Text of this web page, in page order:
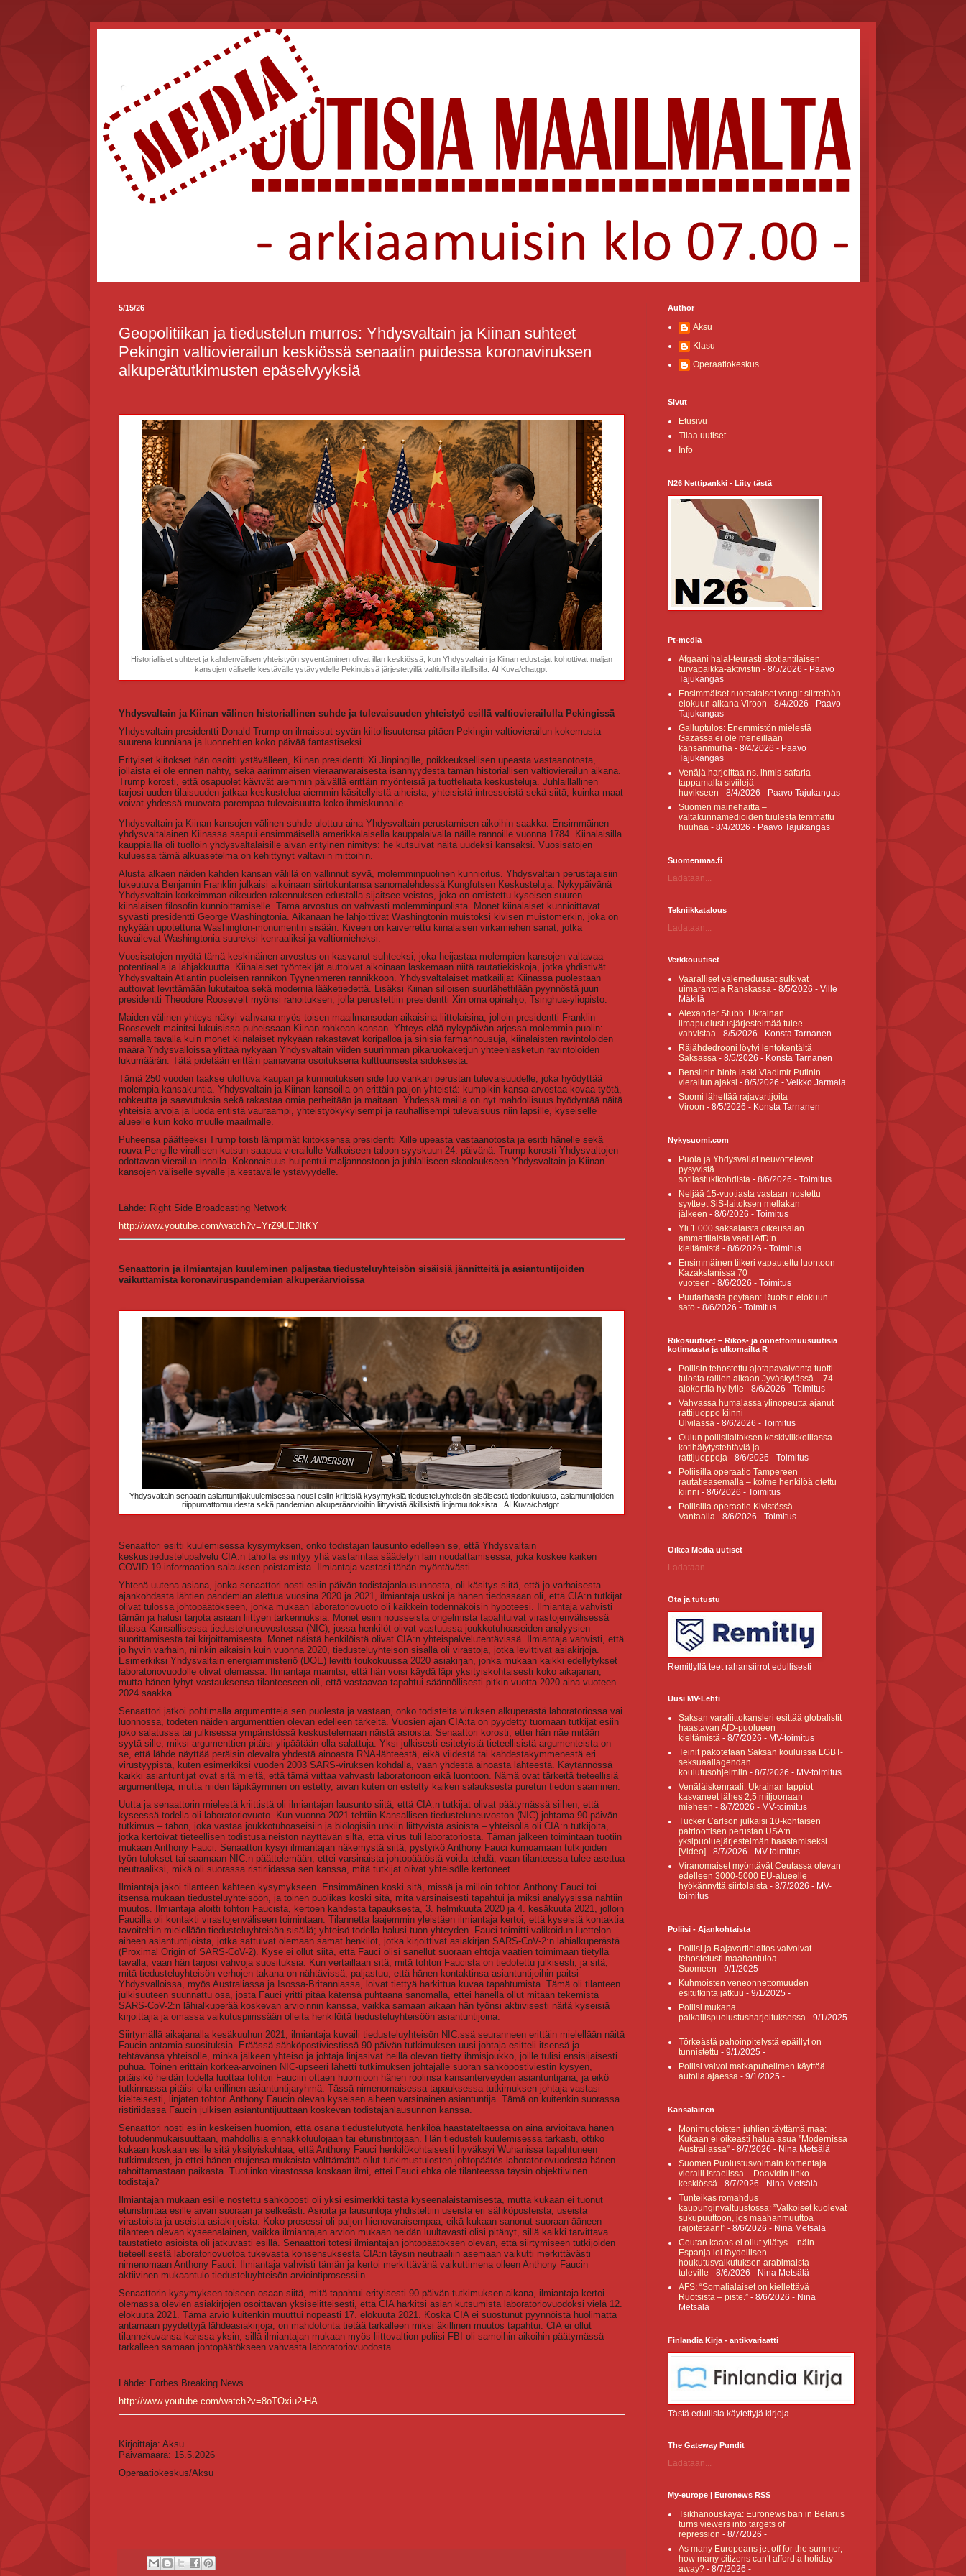
.
5/15/26
Geopolitiikan ja tiedustelun murros: Yhdysvaltain ja Kiinan suhteet
Pekingin valtiovierailun keskiössä senaatin puidessa koronaviruksen
alkuperätutkimusten epäselvyyksiä
Historialliset suhteet ja kahdenvälisen yhteistyön syventäminen olivat illan keskiössä, kun Yhdysvaltain ja Kiinan edustajat kohottivat maljan
kansojen väliselle kestävälle ystävyydelle Pekingissä järjestetyillä valtiollisilla illallisilla. AI Kuva/chatgpt
Yhdysvaltain ja Kiinan välinen historiallinen suhde ja tulevaisuuden yhteistyö esillä valtiovierailulla Pekingissä
Yhdysvaltain presidentti Donald Trump on ilmaissut syvän kiitollisuutensa pitäen Pekingin valtiovierailun kokemusta
suurena kunniana ja luonnehtien koko päivää fantastiseksi.
Erityiset kiitokset hän osoitti ystävälleen, Kiinan presidentti Xi Jinpingille, poikkeuksellisen upeasta vastaanotosta,
jollaista ei ole ennen nähty, sekä äärimmäisen vieraanvaraisesta isännyydestä tämän historiallisen valtiovierailun aikana.
Trump korosti, että osapuolet kävivät aiemmin päivällä erittäin myönteisiä ja tuotteliaita keskusteluja. Juhlaillallinen
tarjosi uuden tilaisuuden jatkaa keskustelua aiemmin käsitellyistä aiheista, yhteisistä intresseistä sekä siitä, kuinka maat
voivat yhdessä muovata parempaa tulevaisuutta koko ihmiskunnalle.
Yhdysvaltain ja Kiinan kansojen välinen suhde ulottuu aina Yhdysvaltain perustamisen aikoihin saakka. Ensimmäinen
yhdysvaltalainen Kiinassa saapui ensimmäisellä amerikkalaisella kauppalaivalla näille rannoille vuonna 1784. Kiinalaisilla
kauppiailla oli tuolloin yhdysvaltalaisille aivan erityinen nimitys: he kutsuivat näitä uudeksi kansaksi. Vuosisatojen
kuluessa tämä alkuasetelma on kehittynyt valtaviin mittoihin.
Alusta alkaen näiden kahden kansan välillä on vallinnut syvä, molemminpuolinen kunnioitus. Yhdysvaltain perustajaisiin
lukeutuva Benjamin Franklin julkaisi aikoinaan siirtokuntansa sanomalehdessä Kungfutsen Keskusteluja. Nykypäivänä
Yhdysvaltain korkeimman oikeuden rakennuksen edustalla sijaitsee veistos, joka on omistettu kyseisen suuren
kiinalaisen filosofin kunnioittamiselle. Tämä arvostus on vahvasti molemminpuolista. Monet kiinalaiset kunnioittavat
syvästi presidentti George Washingtonia. Aikanaan he lahjoittivat Washingtonin muistoksi kivisen muistomerkin, joka on
nykyään upotettuna Washington-monumentin sisään. Kiveen on kaiverrettu kiinalaisen virkamiehen sanat, jotka
kuvailevat Washingtonia suureksi kenraaliksi ja valtiomieheksi.
Vuosisatojen myötä tämä keskinäinen arvostus on kasvanut suhteeksi, joka heijastaa molempien kansojen valtavaa
potentiaalia ja lahjakkuutta. Kiinalaiset työntekijät auttoivat aikoinaan laskemaan niitä rautatiekiskoja, jotka yhdistivät
Yhdysvaltain Atlantin puoleisen rannikon Tyynenmeren rannikkoon. Yhdysvaltalaiset matkailijat Kiinassa puolestaan
auttoivat levittämään lukutaitoa sekä modernia lääketiedettä. Lisäksi Kiinan silloisen suurlähettilään pyynnöstä juuri
presidentti Theodore Roosevelt myönsi rahoituksen, jolla perustettiin presidentti Xin oma opinahjo, Tsinghua-yliopisto.
Maiden välinen yhteys näkyi vahvana myös toisen maailmansodan aikaisina liittolaisina, jolloin presidentti Franklin
Roosevelt mainitsi lukuisissa puheissaan Kiinan rohkean kansan. Yhteys elää nykypäivän arjessa molemmin puolin:
samalla tavalla kuin monet kiinalaiset nykyään rakastavat koripalloa ja sinisiä farmarihousuja, kiinalaisten ravintoloiden
määrä Yhdysvalloissa ylittää nykyään Yhdysvaltain viiden suurimman pikaruokaketjun yhteenlasketun ravintoloiden
lukumäärän. Tätä pidetään erittäin painavana osoituksena kulttuurisesta sidoksesta.
Tämä 250 vuoden taakse ulottuva kaupan ja kunnioituksen side luo vankan perustan tulevaisuudelle, joka hyödyttää
molempia kansakuntia. Yhdysvaltain ja Kiinan kansoilla on erittäin paljon yhteistä: kumpikin kansa arvostaa kovaa työtä,
rohkeutta ja saavutuksia sekä rakastaa omia perheitään ja maitaan. Yhdessä mailla on nyt mahdollisuus hyödyntää näitä
yhteisiä arvoja ja luoda entistä vauraampi, yhteistyökykyisempi ja rauhallisempi tulevaisuus niin lapsille, kyseiselle
alueelle kuin koko muulle maailmalle.
Puheensa päätteeksi Trump toisti lämpimät kiitoksensa presidentti Xille upeasta vastaanotosta ja esitti hänelle sekä
rouva Pengille virallisen kutsun saapua vierailulle Valkoiseen taloon syyskuun 24. päivänä. Trump korosti Yhdysvaltojen
odottavan vierailua innolla. Kokonaisuus huipentui maljannostoon ja juhlalliseen skoolaukseen Yhdysvaltain ja Kiinan
kansojen väliselle syvälle ja kestävälle ystävyydelle.
Lähde: Right Side Broadcasting Network
http://www.youtube.com/watch?v=YrZ9UEJItKY
Senaattorin ja ilmiantajan kuuleminen paljastaa tiedusteluyhteisön sisäisiä jännitteitä ja asiantuntijoiden
vaikuttamista koronaviruspandemian alkuperäarvioissa
Yhdysvaltain senaatin asiantuntijakuulemisessa nousi esiin kriittisiä kysymyksiä tiedusteluyhteisön sisäisestä tiedonkulusta, asiantuntijoiden
riippumattomuudesta sekä pandemian alkuperäarvioihin liittyvistä äkillisistä linjamuutoksista. AI Kuva/chatgpt
Senaattori esitti kuulemisessa kysymyksen, onko todistajan lausunto edelleen se, että Yhdysvaltain
keskustiedustelupalvelu CIA:n taholta esiintyy yhä vastarintaa säädetyn lain noudattamisessa, joka koskee kaiken
COVID-19-informaation salauksen poistamista. Ilmiantaja vastasi tähän myöntävästi.
Yhtenä uutena asiana, jonka senaattori nosti esiin päivän todistajanlausunnosta, oli käsitys siitä, että jo varhaisesta
ajankohdasta lähtien pandemian alettua vuosina 2020 ja 2021, ilmiantaja uskoi ja hänen tiedossaan oli, että CIA:n tutkijat
olivat tulossa johtopäätökseen, jonka mukaan laboratoriovuoto oli kaikkein todennäköisin hypoteesi. Ilmiantaja vahvisti
tämän ja halusi tarjota asiaan liittyen tarkennuksia. Monet esiin nousseista ongelmista tapahtuivat virastojenvälisessä
tilassa Kansallisessa tiedusteluneuvostossa (NIC), jossa henkilöt olivat vastuussa joukkotuhoaseiden analyysien
suorittamisesta tai kirjoittamisesta. Monet näistä henkilöistä olivat CIA:n yhteispalvelutehtävissä. Ilmiantaja vahvisti, että
jo hyvin varhain, niinkin aikaisin kuin vuonna 2020, tiedusteluyhteisön sisällä oli virastoja, jotka levittivät asiakirjoja.
Esimerkiksi Yhdysvaltain energiaministeriö (DOE) levitti toukokuussa 2020 asiakirjan, jonka mukaan kaikki edellytykset
laboratoriovuodolle olivat olemassa. Ilmiantaja mainitsi, että hän voisi käydä läpi yksityiskohtaisesti koko aikajanan,
mutta hänen lyhyt vastauksensa tilanteeseen oli, että vastaavaa tapahtui säännöllisesti pitkin vuotta 2020 aina vuoteen
2024 saakka.
Senaattori jatkoi pohtimalla argumentteja sen puolesta ja vastaan, onko todisteita viruksen alkuperästä laboratoriossa vai
luonnossa, todeten näiden argumenttien olevan edelleen tärkeitä. Vuosien ajan CIA:ta on pyydetty tuomaan tutkijat esiin
joko salatussa tai julkisessa ympäristössä keskustelemaan näistä asioista. Senaattori korosti, ettei hän näe mitään
syytä sille, miksi argumenttien pitäisi ylipäätään olla salattuja. Yksi julkisesti esitetyistä tieteellisistä argumenteista on
se, että lähde näyttää peräisin olevalta yhdestä ainoasta RNA-lähteestä, eikä viidestä tai kahdestakymmenestä eri
virustyypistä, kuten esimerkiksi vuoden 2003 SARS-viruksen kohdalla, vaan yhdestä ainoasta lähteestä. Käytännössä
kaikki asiantuntijat ovat sitä mieltä, että tämä viittaa vahvasti laboratorioon eikä luontoon. Nämä ovat tärkeitä tieteellisiä
argumentteja, mutta niiden läpikäyminen on estetty, aivan kuten on estetty kaiken salauksesta puretun tiedon saaminen.
Uutta ja senaattorin mielestä kriittistä oli ilmiantajan lausunto siitä, että CIA:n tutkijat olivat päätymässä siihen, että
kyseessä todella oli laboratoriovuoto. Kun vuonna 2021 tehtiin Kansallisen tiedusteluneuvoston (NIC) johtama 90 päivän
tutkimus – tahon, joka vastaa joukkotuhoaseisiin ja biologisiin uhkiin liittyvistä asioista – yhteisöllä oli CIA:n tutkijoita,
jotka kertoivat tieteellisen todistusaineiston näyttävän siltä, että virus tuli laboratoriosta. Tämän jälkeen toimintaan tuotiin
mukaan Anthony Fauci. Senaattori kysyi ilmiantajan näkemystä siitä, pystyikö Anthony Fauci kumoamaan tutkijoiden
työn tulokset tai saamaan NIC:n päättelemään, ettei varsinaista johtopäätöstä voida tehdä, vaan tilanteessa tulee asettua
neutraaliksi, mikä oli suorassa ristiriidassa sen kanssa, mitä tutkijat olivat yhteisölle kertoneet.
Ilmiantaja jakoi tilanteen kahteen kysymykseen. Ensimmäinen koski sitä, missä ja milloin tohtori Anthony Fauci toi
itsensä mukaan tiedusteluyhteisöön, ja toinen puolikas koski sitä, mitä varsinaisesti tapahtui ja miksi analyysissä nähtiin
muutos. Ilmiantaja aloitti tohtori Faucista, kertoen kahdesta tapauksesta, 3. helmikuuta 2020 ja 4. kesäkuuta 2021, jolloin
Faucilla oli kontakti virastojenväliseen toimintaan. Tilannetta laajemmin yleistäen ilmiantaja kertoi, että kyseistä kontaktia
tavoiteltiin mielellään tiedusteluyhteisön sisällä; yhteisö todella halusi tuon yhteyden. Fauci toimitti valikoidun luettelon
aiheen asiantuntijoista, jotka sattuivat olemaan samat henkilöt, jotka kirjoittivat asiakirjan SARS-CoV-2:n lähialkuperästä
(Proximal Origin of SARS-CoV-2). Kyse ei ollut siitä, että Fauci olisi sanellut suoraan ehtoja vaatien toimimaan tietyllä
tavalla, vaan hän tarjosi vahvoja suosituksia. Kun vertaillaan sitä, mitä tohtori Faucista on tiedotettu julkisesti, ja sitä,
mitä tiedusteluyhteisön verhojen takana on nähtävissä, paljastuu, että hänen kontaktinsa asiantuntijoihin paitsi
Yhdysvalloissa, myös Australiassa ja Isossa-Britanniassa, loivat tiettyä harkittua kuvaa tapahtumista. Tämä oli tilanteen
julkisuuteen suunnattu osa, josta Fauci yritti pitää kätensä puhtaana sanomalla, ettei hänellä ollut mitään tekemistä
SARS-CoV-2:n lähialkuperää koskevan arvioinnin kanssa, vaikka samaan aikaan hän työnsi aktiivisesti näitä kyseisiä
kirjoittajia ja omassa vaikutuspiirissään olleita henkilöitä tiedusteluyhteisöön asiantuntijoina.
Siirtymällä aikajanalla kesäkuuhun 2021, ilmiantaja kuvaili tiedusteluyhteisön NIC:ssä seuranneen erittäin mielellään näitä
Faucin antamia suosituksia. Eräässä sähköpostiviestissä 90 päivän tutkimuksen uusi johtaja esitteli itsensä ja
tehtävänsä yhteisölle, minkä jälkeen yhteisö ja johtaja linjasivat heillä olevan tietty ihmisjoukko, joille tulisi ensisijaisesti
puhua. Toinen erittäin korkea-arvoinen NIC-upseeri lähetti tutkimuksen johtajalle suoran sähköpostiviestin kysyen,
pitäisikö heidän todella luottaa tohtori Fauciin ottaen huomioon hänen roolinsa kansanterveyden asiantuntijana, ja eikö
tutkinnassa pitäisi olla erillinen asiantuntijaryhmä. Tässä nimenomaisessa tapauksessa tutkimuksen johtaja vastasi
kielteisesti, linjaten tohtori Anthony Faucin olevan kyseisen aiheen varsinainen asiantuntija. Tämä on kuitenkin suorassa
ristiriidassa Faucin julkisen asiantuntijuuttaan koskevan todistajanlausunnon kanssa.
Senaattori nosti esiin keskeisen huomion, että osana tiedustelutyötä henkilöä haastateltaessa on aina arvioitava hänen
totuudenmukaisuuttaan, mahdollisia ennakkoluulojaan tai eturistiriitojaan. Hän tiedusteli kuulemisessa tarkasti, ottiko
kukaan koskaan esille sitä yksityiskohtaa, että Anthony Fauci henkilökohtaisesti hyväksyi Wuhanissa tapahtuneen
tutkimuksen, ja ettei hänen etujensa mukaista välttämättä ollut tutkimustulosten johtopäätös laboratoriovuodosta hänen
rahoittamastaan paikasta. Tuotiinko virastossa koskaan ilmi, ettei Fauci ehkä ole tilanteessa täysin objektiivinen
todistaja?
Ilmiantajan mukaan esille nostettu sähköposti oli yksi esimerkki tästä kyseenalaistamisesta, mutta kukaan ei tuonut
eturistiriitaa esille aivan suoraan ja selkeästi. Asioita ja lausuntoja yhdisteltiin useista eri sähköposteista, useista
virastoista ja useista asiakirjoista. Koko prosessi oli paljon hienovaraisempaa, eikä kukaan sanonut suoraan ääneen
tilanteen olevan kyseenalainen, vaikka ilmiantajan arvion mukaan heidän luultavasti olisi pitänyt, sillä kaikki tarvittava
taustatieto asioista oli jatkuvasti esillä. Senaattori totesi ilmiantajan johtopäätöksen olevan, että siirtymiseen tutkijoiden
tieteellisestä laboratoriovuotoa tukevasta konsensuksesta CIA:n täysin neutraaliin asemaan vaikutti merkittävästi
nimenomaan Anthony Fauci. Ilmiantaja vahvisti tämän ja kertoi merkittävänä vaikuttimena olleen Anthony Faucin
aktiivinen mukaantulo tiedusteluyhteisön arviointiprosessiin.
Senaattorin kysymyksen toiseen osaan siitä, mitä tapahtui erityisesti 90 päivän tutkimuksen aikana, ilmiantaja kertoi
olemassa olevien asiakirjojen osoittavan yksiselitteisesti, että CIA harkitsi asian kutsumista laboratoriovuodoksi vielä 12.
elokuuta 2021. Tämä arvio kuitenkin muuttui nopeasti 17. elokuuta 2021. Koska CIA ei suostunut pyynnöistä huolimatta
antamaan pyydettyjä lähdeasiakirjoja, on mahdotonta tietää tarkalleen miksi äkillinen muutos tapahtui. CIA ei ollut
tilannekuvansa kanssa yksin, sillä ilmiantajan mukaan myös liittovaltion poliisi FBI oli samoihin aikoihin päätymässä
tarkalleen samaan johtopäätökseen vahvasta laboratoriovuodosta.
Lähde: Forbes Breaking News
http://www.youtube.com/watch?v=8oTOxiu2-HA
Kirjoittaja: Aksu
Päivämäärä: 15.5.2026
Operaatiokeskus/Aksu
Author
Aksu
Klasu
Operaatiokeskus
Sivut
Etusivu
Tilaa uutiset
Info
N26 Nettipankki - Liity tästä
Pt-media
Afgaani halal-teurasti skotlantilaisen
turvapaikka-aktivistin - 8/5/2026 - Paavo
Tajukangas
Ensimmäiset ruotsalaiset vangit siirretään
elokuun aikana Viroon - 8/4/2026 - Paavo
Tajukangas
Galluptulos: Enemmistön mielestä
Gazassa ei ole meneillään
kansanmurha - 8/4/2026 - Paavo
Tajukangas
Venäjä harjoittaa ns. ihmis-safaria
tappamalla siviilejä
huvikseen - 8/4/2026 - Paavo Tajukangas
Suomen mainehaitta –
valtakunnamedioiden tuulesta temmattu
huuhaa - 8/4/2026 - Paavo Tajukangas
Suomenmaa.fi
Ladataan...
Tekniikkatalous
Ladataan...
Verkkouutiset
Vaaralliset valemeduusat sulkivat
uimarantoja Ranskassa - 8/5/2026 - Ville
Mäkilä
Alexander Stubb: Ukrainan
ilmapuolustusjärjestelmää tulee
vahvistaa - 8/5/2026 - Konsta Tarnanen
Räjähdedrooni löytyi lentokentältä
Saksassa - 8/5/2026 - Konsta Tarnanen
Bensiinin hinta laski Vladimir Putinin
vierailun ajaksi - 8/5/2026 - Veikko Jarmala
Suomi lähettää rajavartijoita
Viroon - 8/5/2026 - Konsta Tarnanen
Nykysuomi.com
Puola ja Yhdysvallat neuvottelevat
pysyvistä
sotilastukikohdista - 8/6/2026 - Toimitus
Neljää 15-vuotiasta vastaan nostettu
syytteet SiS-laitoksen mellakan
jälkeen - 8/6/2026 - Toimitus
Yli 1 000 saksalaista oikeusalan
ammattilaista vaatii AfD:n
kieltämistä - 8/6/2026 - Toimitus
Ensimmäinen tiikeri vapautettu luontoon
Kazakstanissa 70
vuoteen - 8/6/2026 - Toimitus
Puutarhasta pöytään: Ruotsin elokuun
sato - 8/6/2026 - Toimitus
Rikosuutiset – Rikos- ja onnettomuusuutisia
kotimaasta ja ulkomailta R
Poliisin tehostettu ajotapavalvonta tuotti
tulosta rallien aikaan Jyväskylässä – 74
ajokorttia hyllylle - 8/6/2026 - Toimitus
Vahvassa humalassa ylinopeutta ajanut
rattijuoppo kiinni
Ulvilassa - 8/6/2026 - Toimitus
Oulun poliisilaitoksen keskiviikkoillassa
kotihälytystehtäviä ja
rattijuoppoja - 8/6/2026 - Toimitus
Poliisilla operaatio Tampereen
rautatieasemalla – kolme henkilöä otettu
kiinni - 8/6/2026 - Toimitus
Poliisilla operaatio Kivistössä
Vantaalla - 8/6/2026 - Toimitus
Oikea Media uutiset
Ladataan...
Ota ja tutustu
Remitlyllä teet rahansiirrot edullisesti
Uusi MV-Lehti
Saksan varaliittokansleri esittää globalistit
haastavan AfD-puolueen
kieltämistä - 8/7/2026 - MV-toimitus
Teinit pakotetaan Saksan kouluissa LGBT-
seksuaaliagendan
koulutusohjelmiin - 8/7/2026 - MV-toimitus
Venäläiskenraali: Ukrainan tappiot
kasvaneet lähes 2,5 miljoonaan
mieheen - 8/7/2026 - MV-toimitus
Tucker Carlson julkaisi 10-kohtaisen
patrioottisen perustan USA:n
yksipuoluejärjestelmän haastamiseksi
[Video] - 8/7/2026 - MV-toimitus
Viranomaiset myöntävät Ceutassa olevan
edelleen 3000-5000 EU-alueelle
hyökännyttä siirtolaista - 8/7/2026 - MV-
toimitus
Poliisi - Ajankohtaista
Poliisi ja Rajavartiolaitos valvoivat
tehostetusti maahantuloa
Suomeen - 9/1/2025 -
Kuhmoisten veneonnettomuuden
esitutkinta jatkuu - 9/1/2025 -
Poliisi mukana
paikallispuolustusharjoituksessa - 9/1/2025
-
Törkeästä pahoinpitelystä epäillyt on
tunnistettu - 9/1/2025 -
Poliisi valvoi matkapuhelimen käyttöä
autolla ajaessa - 9/1/2025 -
Kansalainen
Monimuotoisten juhlien täyttämä maa:
Kukaan ei oikeasti halua asua ”Modernissa
Australiassa” - 8/7/2026 - Nina Metsälä
Suomen Puolustusvoimain komentaja
vieraili Israelissa – Daavidin linko
keskiössä - 8/7/2026 - Nina Metsälä
Tunteikas romahdus
kaupunginvaltuustossa: ”Valkoiset kuolevat
sukupuuttoon, jos maahanmuuttoa
rajoitetaan!” - 8/6/2026 - Nina Metsälä
Ceutan kaaos ei ollut yllätys – näin
Espanja loi täydellisen
houkutusvaikutuksen arabimaista
tuleville - 8/6/2026 - Nina Metsälä
AFS: “Somalialaiset on kiellettävä
Ruotsista – piste.” - 8/6/2026 - Nina
Metsälä
Finlandia Kirja - antikvariaatti
Tästä edullisia käytettyjä kirjoja
The Gateway Pundit
Ladataan...
My-europe | Euronews RSS
Tsikhanouskaya: Euronews ban in Belarus
turns viewers into targets of
repression - 8/7/2026 -
As many Europeans jet off for the summer,
how many citizens can't afford a holiday
away? - 8/7/2026 -